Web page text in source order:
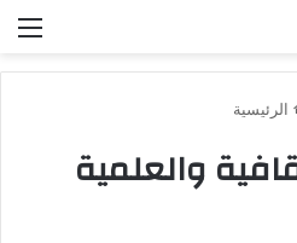
الرئيسية
والعلمية